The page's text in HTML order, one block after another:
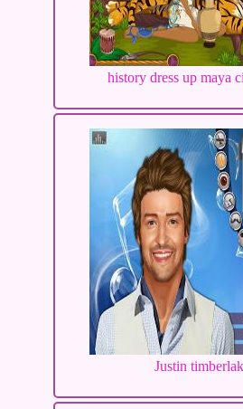
history dress up maya
Justin